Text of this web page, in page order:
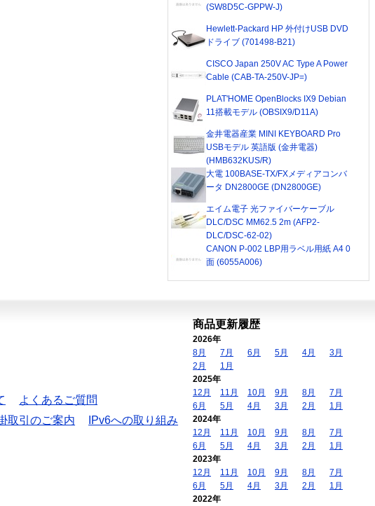
(SW8D5C-GPPW-J)
Hewlett-Packard HP 外付けUSB DVD
ドライブ (701498-B21)
CISCO Japan 250V AC Type A Power
Cable (CAB-TA-250V-JP=)
PLAT'HOME OpenBlocks IX9 Debian
11搭載モデル (OBSIX9/D11A)
金井電器産業 MINI KEYBOARD Pro
USBモデル 英語版 (金井電器)
(HMB632KUS/R)
大電 100BASE-TX/FXメディアコンバ
ータ DN2800GE (DN2800GE)
エイム電子 光ファイバーケーブル
DLC/DSC MM62.5 2m (AFP2-
DLC/DSC-62-02)
CANON P-002 LBP用ラベル用紙 A4 0
面 (6055A006)
よくあるご質問
取引のご案内
IPv6への取り組み
商品更新履歴
2026年
8月
7月 6月 5月 4月
3月
2月
1月
2025年
12月
11月 10月 9月 8月
7月
6月
5月 4月 3月 2月
1月
2024年
12月
11月 10月 9月 8月
7月
6月
5月 4月 3月 2月
1月
2023年
12月
11月 10月 9月 8月
7月
6月
5月 4月 3月 2月
1月
2022年